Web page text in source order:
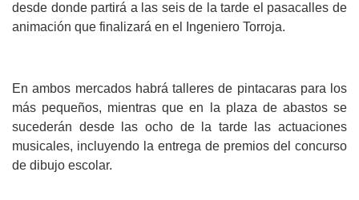
desde donde partirá a las seis de la tarde el pasacalles de
animación que finalizará en el Ingeniero Torroja.
En ambos mercados habrá talleres de pintacaras para los
más pequeños, mientras que en la plaza de abastos se
sucederán desde las ocho de la tarde las actuaciones
musicales, incluyendo la entrega de premios del concurso
de dibujo escolar.